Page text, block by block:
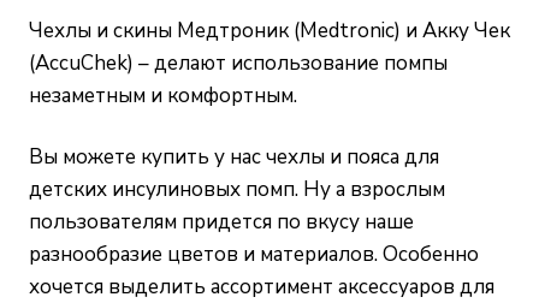
Чехлы и скины Медтроник (Medtronic) и Акку Чек
(AccuChek) – делают использование помпы
незаметным и комфортным.
Вы можете купить у нас чехлы и пояса для
детских инсулиновых помп. Ну а взрослым
пользователям придется по вкусу наше
разнообразие цветов и материалов. Особенно
хочется выделить ассортимент аксессуаров для